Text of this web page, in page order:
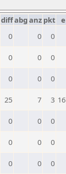
diffabg anz pkt
0 0 0
0 0 0
0 0 0
25 7 3
0 0 0
0 0 0
0 0 0